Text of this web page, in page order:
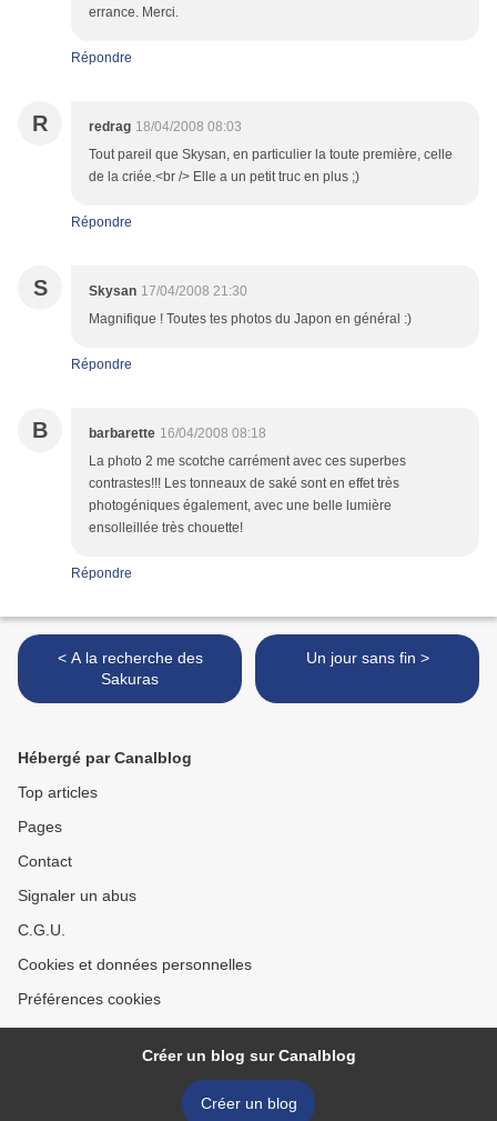
errance. Merci.
Répondre
R redrag 18/04/2008 08:03
Tout pareil que Skysan, en particulier la toute première, celle
de la criée.<br /> Elle a un petit truc en plus ;)
Répondre
S Skysan 17/04/2008 21:30
Magnifique ! Toutes tes photos du Japon en général :)
Répondre
B barbarette 16/04/2008 08:18
La photo 2 me scotche carrément avec ces superbes
contrastes!!! Les tonneaux de saké sont en effet très
photogéniques également, avec une belle lumière
ensolleillée très chouette!
Répondre
< A la recherche des
Sakuras
Un jour sans fin >
Hébergé par Canalblog
Top articles
Pages
Contact
Signaler un abus
C.G.U.
Cookies et données personnelles
Préférences cookies
Créer un blog sur Canalblog
Créer un blog